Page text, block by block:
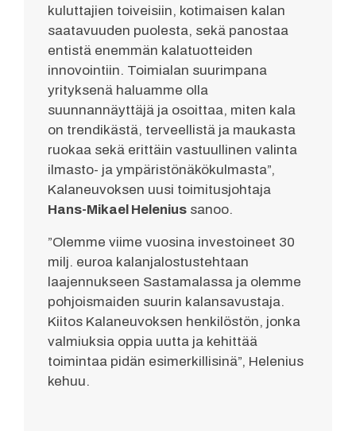
kuluttajien toiveisiin, kotimaisen kalan
saatavuuden puolesta, sekä panostaa
entistä enemmän kalatuotteiden
innovointiin. Toimialan suurimpana
yrityksenä haluamme olla
suunnannäyttäjä ja osoittaa, miten kala
on trendikästä, terveellistä ja maukasta
ruokaa sekä erittäin vastuullinen valinta
ilmasto- ja ympäristönäkökulmasta”,
Kalaneuvoksen uusi toimitusjohtaja
Hans-Mikael Helenius sanoo.
”Olemme viime vuosina investoineet 30
milj. euroa kalanjalostustehtaan
laajennukseen Sastamalassa ja olemme
pohjoismaiden suurin kalansavustaja.
Kiitos Kalaneuvoksen henkilöstön, jonka
valmiuksia oppia uutta ja kehittää
toimintaa pidän esimerkillisinä”, Helenius
kehuu.